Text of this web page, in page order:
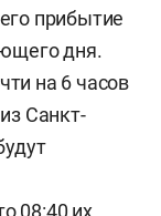
прибытие
дня.
на 6 часов
Санкт-